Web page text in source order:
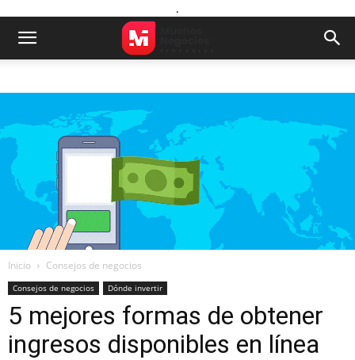
.
Inicio Consejos de negocios
Consejos de negocios Dónde invertir
5 mejores formas de obtener
ingresos disponibles en línea